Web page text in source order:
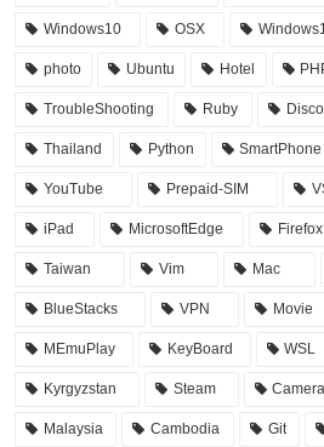
Windows10 OSX
photo Ubuntu Hotel
TroubleShooting Ruby
Thailand Python SmartPhone
YouTube Prepaid-SIM
iPad MicrosoftEdge Firefox
Taiwan Vim Mac
BlueStacks VPN Movie
MEmuPlay KeyBoard WSL
Kyrgyzstan Steam Camera
Malaysia Cambodia Git